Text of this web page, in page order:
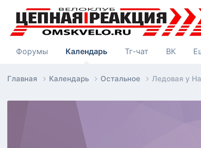
Форумы Календарь Тг-чат ВК
Главная Календарь Остальное Ледовая у